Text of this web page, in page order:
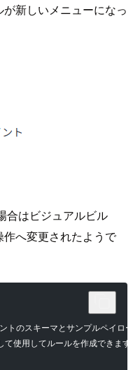
新しいメニューになっ
合はビジュアルビル
へ変更されたようで
トのスキーマとサンプルペイ
て使用してルールを作成できます